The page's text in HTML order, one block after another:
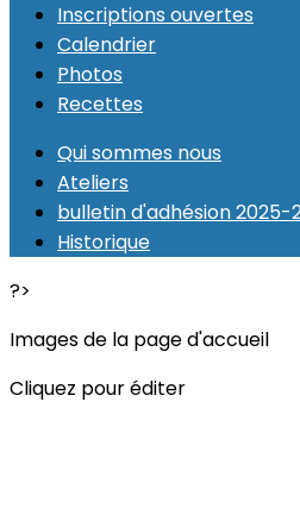
Inscriptions ouvertes
Calendrier
Photos
Recettes
Qui sommes nous
Ateliers
bulletin d'adhésion 2025-
Historique
?>
Images de la page d'accueil
Cliquez pour éditer